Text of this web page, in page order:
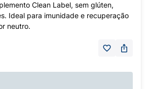
Clean Label, sem glúten,
Ideal para imunidade e recuperação
neutro.